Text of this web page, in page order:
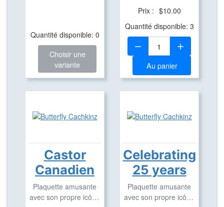
Quantité disponible: 0
Choisir une
variante
Prix : $10.00
Quantité disponible: 3
Quantité:
Au panier
Castor
Canadien
Plaquette amusante
avec son propre icône
Celebrating
25 years
Plaquette amusante
avec son propre icône